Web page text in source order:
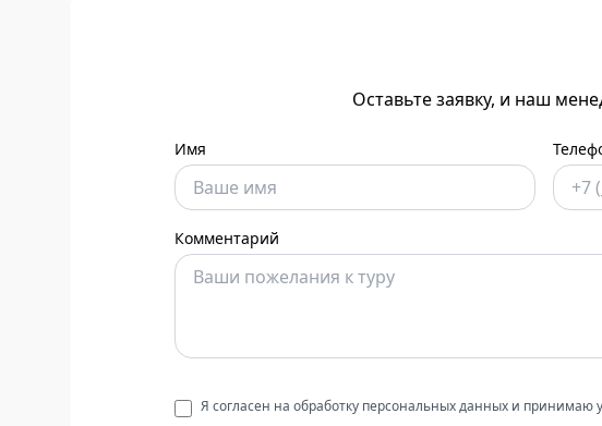
Оставьте заявку, и наш
Имя
Комментарий
Я согласен на обработку персональных данных и принимаю